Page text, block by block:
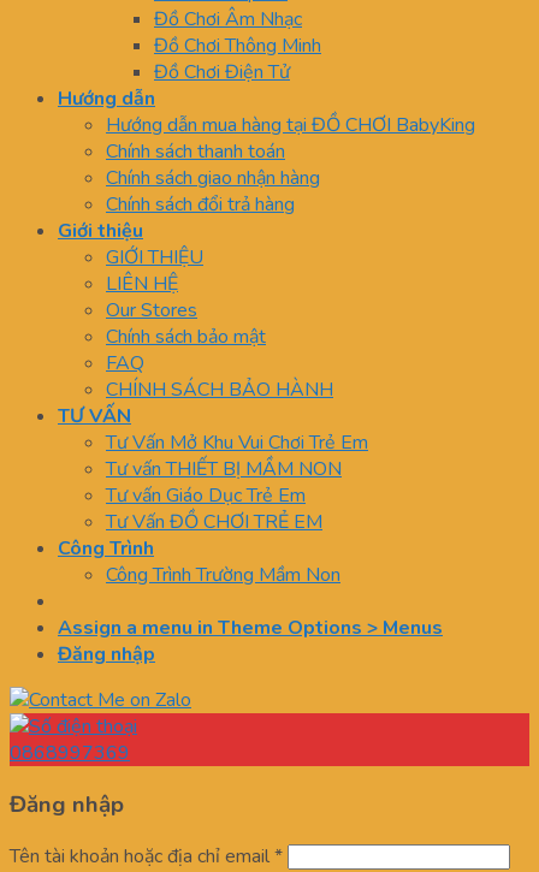
Đồ Chơi Âm Nhạc
Đồ Chơi Thông Minh
Đồ Chơi Điện Tử
Hướng dẫn
Hướng dẫn mua hàng tại ĐỒ CHƠI BabyKing
Chính sách thanh toán
Chính sách giao nhận hàng
Chính sách đổi trả hàng
Giới thiệu
GIỚI THIỆU
LIÊN HỆ
Our Stores
Chính sách bảo mật
FAQ
CHÍNH SÁCH BẢO HÀNH
TƯ VẤN
Tư Vấn Mở Khu Vui Chơi Trẻ Em
Tư vấn THIẾT BỊ MẦM NON
Tư vấn Giáo Dục Trẻ Em
Tư Vấn ĐỒ CHƠI TRẺ EM
Công Trình
Công Trình Trường Mầm Non
Assign a menu in Theme Options > Menus
Đăng nhập
0868997369
Đăng nhập
Tên tài khoản hoặc địa chỉ email*